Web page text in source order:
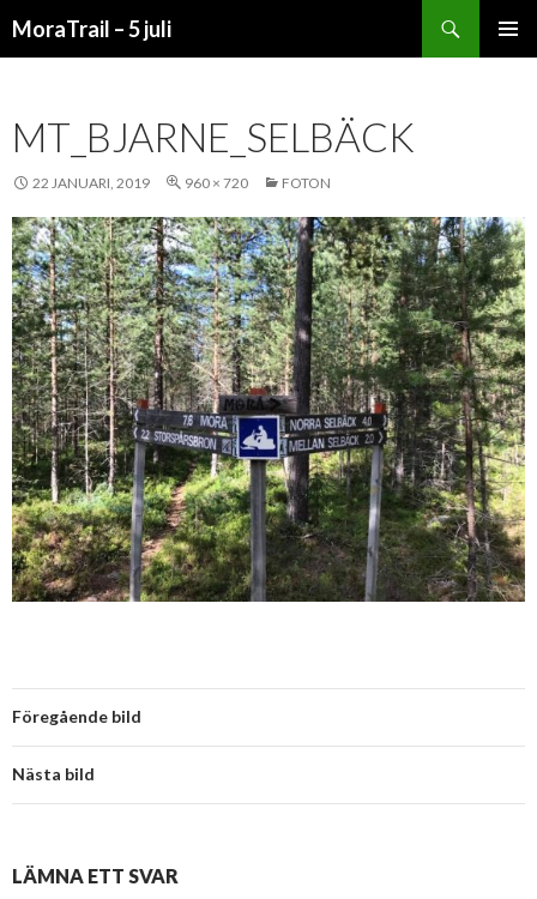
MoraTrail – 5 juli
MT_BJARNE_SELBÄCK
22 JANUARI, 2019 960 × 720 FOTON
Föregående bild
Nästa bild
LÄMNA ETT SVAR